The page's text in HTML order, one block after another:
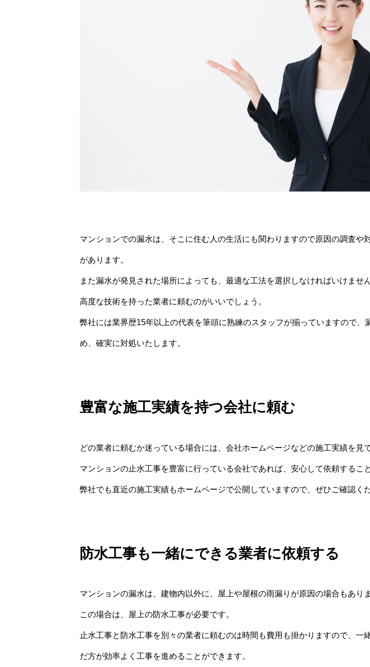
マンションでの漏水は、そこに住む人の生活にも関わりますので原因の調査や
があります。
また漏水が発見された場所によっても、最適な工法を選択しなければいけませ
高度な技術を持った業者に頼むのがいいでしょう。
弊社には業界歴15年以上の代表を筆頭に熟練のスタッフが揃っていますので、
め、確実に対処いたします。
豊富な施工実績を持つ会社に頼む
どの業者に頼むか迷っている場合には、会社ホームページなどの施工実績を見
マンションの止水工事を豊富に行っている会社であれば、安心して依頼するこ
弊社でも直近の施工実績もホームページで公開していますので、ぜひご確認くだ
防水工事も一緒にできる業者に依頼する
マンションの漏水は、建物内以外に、屋上や屋根の雨漏りが原因の場合もありま
この場合は、屋上の防水工事が必要です。
止水工事と防水工事を別々の業者に頼むのは時間も費用も掛かりますので、一
だ方が効率よく工事を進めることができます。